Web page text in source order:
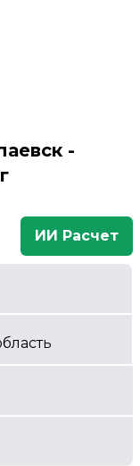
-
ИИ Расчет